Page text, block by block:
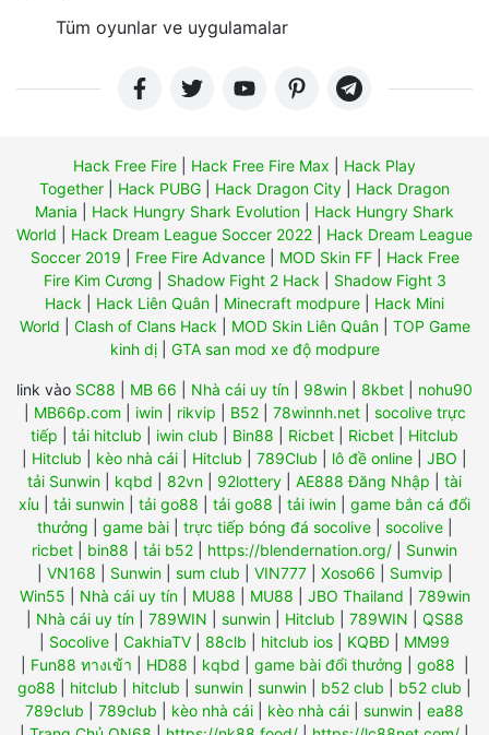
Tüm oyunlar ve uygulamalar
Hack Free Fire Hack Free Fire Max
Hack Play
Together
Hack PUBG Hack Dragon City
Hack Dragon
Mania
Hack Hungry Shark Evolution
Hack Hungry Shark
World
Hack Dream League Soccer 2022
Hack Dream League
Soccer 2019
Free Fire Advance| MOD Skin FF| Hack Free
Fire Kim Cương
Shadow Fight 2 Hack
Shadow Fight 3
Hack
Hack Liên Quân Minecraft modpure
Hack Mini
World
Clash of Clans Hack MOD Skin Liên Quân| TOP Game
kinh dị| GTA san mod xe độ modpure
link vào SC88 MB 66 Nhà cái uy tín 98win 8kbet
nohu90
MB66p.com iwin| rikvip B52| 78winnh.net| socolive trực
tiếp
tải hitclub iwin club Bin88 Ricbet Ricbet
Hitclub
Hitclub kèo nhà cái Hitclub 789Club lô đề online JBO
tải Sunwin
kqbd 82vn 92lottery AE888 Đăng Nhập
tài
xỉu
tải sunwin tải go88 tải go88 tải iwin
game bắn cá đổi
thưởng
game bài| trực tiếp bóng đá socolive| socolive|
ricbet
bin88 tải b52 https://blendernation.org/
Sunwin
VN168 Sunwin| sum club VIN777| Xoso66 Sumvip
Win55
Nhà cái uy tín| MU88 MU88 JBO Thailand
789win
Nhà cái uy tín| 789WIN sunwin| Hitclub 789WIN
QS88
Socolive CakhiaTV 88clb hitclub ios KQBĐ
MM99
Fun88 ทางเข้า HD88 kqbd game bài đổi thưởng go88
go88
hitclub hitclub sunwin sunwin b52 club b52 club
789club
789club kèo nhà cái kèo nhà cái sunwin
ea88